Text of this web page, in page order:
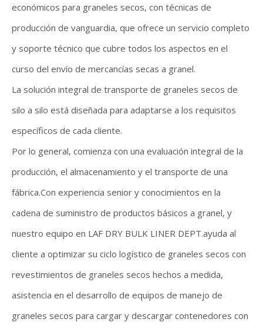
económicos para graneles secos, con técnicas de
producción de vanguardia, que ofrece un servicio completo
y soporte técnico que cubre todos los aspectos en el
curso del envío de mercancías secas a granel.
La solución integral de transporte de graneles secos de
silo a silo está diseñada para adaptarse a los requisitos
específicos de cada cliente.
Por lo general, comienza con una evaluación integral de la
producción, el almacenamiento y el transporte de una
fábrica.Con experiencia senior y conocimientos en la
cadena de suministro de productos básicos a granel, y
nuestro equipo en LAF DRY BULK LINER DEPT.ayuda al
cliente a optimizar su ciclo logístico de graneles secos con
revestimientos de graneles secos hechos a medida,
asistencia en el desarrollo de equipos de manejo de
graneles secos para cargar y descargar contenedores con